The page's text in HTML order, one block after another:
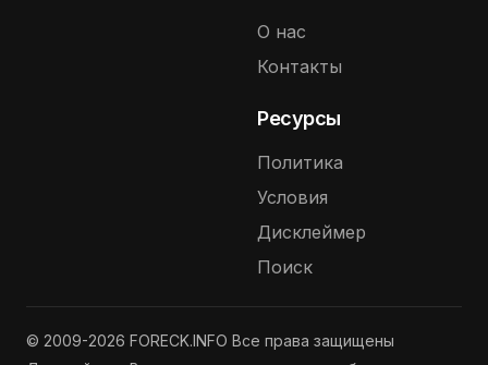
О нас
Контакты
Ресурсы
Политика
Условия
Дисклеймер
Поиск
© 2009-2026 FORECK.INFO Все права защищены